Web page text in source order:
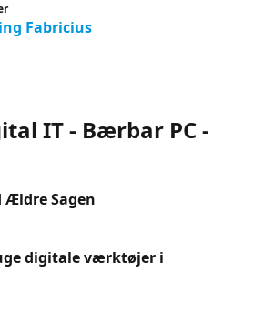
Fabricius
IT - Bærbar PC -
Ældre Sagen
digitale værktøjer i